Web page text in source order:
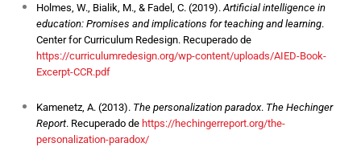
Holmes, W., Bialik, M., & Fadel, C. (2019).Artificial intelligence in
education: Promises and implications for teaching and learning.
Center for Curriculum Redesign. Recuperado de
https://curriculumredesign.org/wp-content/uploads/AIED-Book-
Excerpt-CCR.pdf
Kamenetz, A. (2013). The personalization paradox. The Hechinger
Report. Recuperado de https://hechingerreport.org/the-
personalization-paradox/